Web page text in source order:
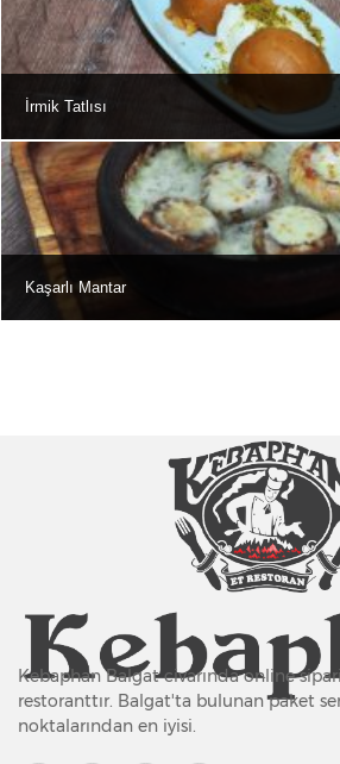
İrmik Tatlısı
Kaşarlı Mantar
Kebaphan Balgat civarında online
restoranttır. Balgat'ta bulunan paket
noktalarından en iyisi.